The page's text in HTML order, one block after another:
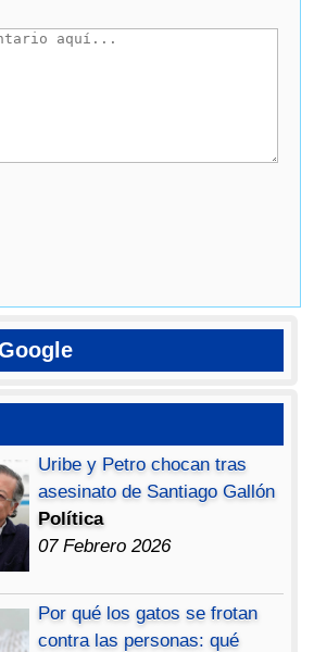
Uribe y Petro chocan tras
asesinato de Santiago Gallón
Política
07 Febrero 2026
Por qué los gatos se frotan
contra las personas: qué